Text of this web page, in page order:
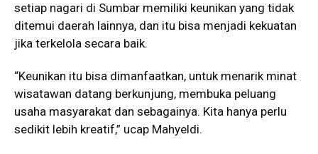
setiap nagari di Sumbar memiliki keunikan yang tidak
ditemui daerah lainnya, dan itu bisa menjadi kekuatan
jika terkelola secara baik.
“Keunikan itu bisa dimanfaatkan, untuk menarik minat
wisatawan datang berkunjung, membuka peluang
usaha masyarakat dan sebagainya. Kita hanya perlu
sedikit lebih kreatif,” ucap Mahyeldi.